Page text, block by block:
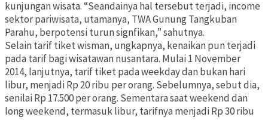
kunjungan wisata. “Seandainya hal tersebut terjadi, income
sektor pariwisata, utamanya, TWA Gunung Tangkuban
Parahu, berpotensi turun signfikan,” sahutnya.
Selain tarif tiket wisman, ungkapnya, kenaikan pun terjadi
pada tarif bagi wisatawan nusantara. Mulai 1 November
2014, lanjutnya, tarif tiket pada weekday dan bukan hari
libur, menjadi Rp 20 ribu per orang. Sebelumnya, sebut dia,
senilai Rp 17.500 per orang. Sementara saat weekend dan
long weekend, termasuk libur, tarifnya menjadi Rp 30 ribu